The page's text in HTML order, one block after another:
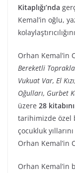
Kitaplığı’nda
Kemal’in oğlu,
Orhan Kemal’in
Bereketli
Vukuat Var, El
Oğulları, Gurbet
üzere 28
tarihimizde özel
çocukluk
Orhan Kemal’in
Orhan